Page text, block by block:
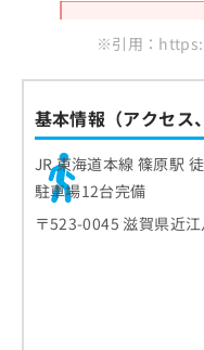
※引用：
基本情報（アクセス
JR 東海道本線 篠原駅
駐車場12台完備
〒523-0045 滋賀県近